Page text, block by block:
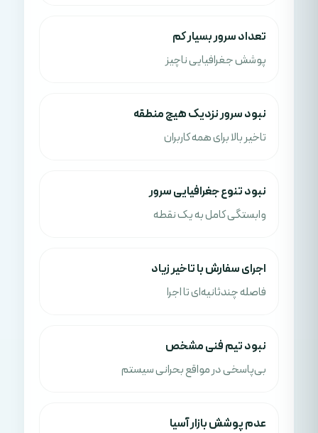
تعداد سرور بسیار کم
پوشش جغرافیایی ناچیز
نبود سرور نزدیک هیچ منطقه
تاخیر بالا برای همه کاربران
نبود تنوع جغرافیایی سرور
وابستگی کامل به یک نقطه
اجرای سفارش با تاخیر زیاد
فاصله چندثانیه‌ای تا اجرا
نبود تیم فنی مشخص
بی‌پاسخی در مواقع بحرانی سیستم
عدم پوشش بازار آسیا